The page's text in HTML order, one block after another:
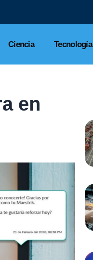
Ciencia Tecnología
en